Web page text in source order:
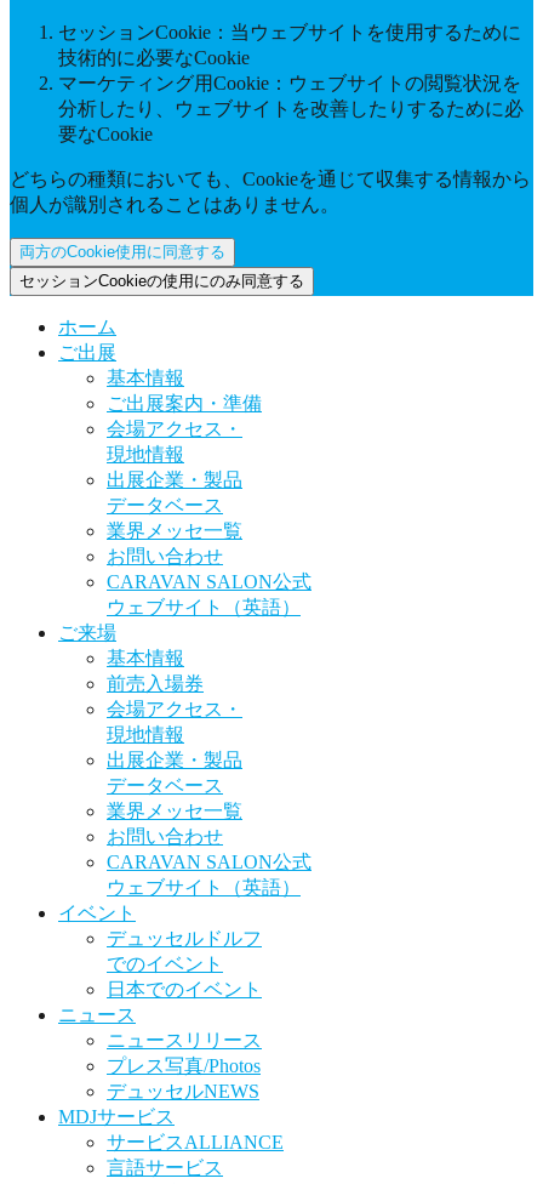
セッションCookie：当ウェブサイトを使用するために
技術的に必要なCookie
マーケティング用Cookie：ウェブサイトの閲覧状況を
分析したり、ウェブサイトを改善したりするために必
要なCookie
どちらの種類においても、Cookieを通じて収集する情報から
個人が識別されることはありません。
両方のCookie使用に同意する
セッションCookieの使用にのみ同意する
ホーム
ご出展
基本情報
ご出展案内・準備
会場アクセス・
現地情報
出展企業・製品
データベース
業界メッセ一覧
お問い合わせ
CARAVAN SALON公式
ウェブサイト（英語）
ご来場
基本情報
前売入場券
会場アクセス・
現地情報
出展企業・製品
データベース
業界メッセ一覧
お問い合わせ
CARAVAN SALON公式
ウェブサイト（英語）
イベント
デュッセルドルフ
でのイベント
日本でのイベント
ニュース
ニュースリリース
プレス写真/Photos
デュッセルNEWS
MDJサービス
サービスALLIANCE
言語サービス